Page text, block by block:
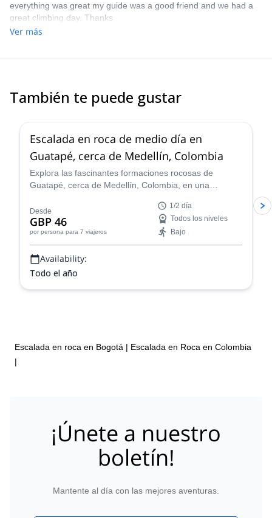
everything was great my guide was a good friend and we had a
great climbing day. Thanks
Ver más
También te puede gustar
Escalada en roca de medio día en
Guatapé, cerca de Medellín, Colombia
Explora las fascinantes formaciones rocosas de
Guatapé, cerca de Medellín, Colombia, en una
Sergio.
Desde
GBP 46
por persona para 7 viajeros
1/2 día
Todos los niveles
Bajo
Availability:
Todo el año
Escalada en roca en Bogotá | Escalada en Roca en Colombia
|
¡Únete a nuestro
boletín!
Mantente al día con las mejores aventuras.